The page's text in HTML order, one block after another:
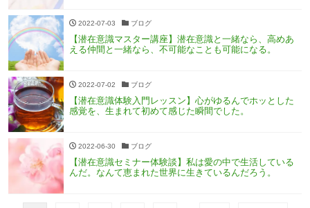
2022-07-03 ブログ
【潜在意識マスター講座】潜在意識と一緒なら、高めあ
える仲間と一緒なら、不可能なことも可能になる。
2022-07-02 ブログ
【潜在意識体験入門レッスン】心がゆるんでホッとした
感覚を、生まれて初めて感じた瞬間でした。
2022-06-30 ブログ
【潜在意識セミナー体験談】私は愛の中で生活している
んだ。なんて恵まれた世界に生きているんだろう。